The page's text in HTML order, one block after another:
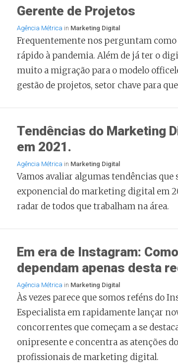
Gerente de Projetos
Agência Métrica in Marketing Digital
Frequentemente nos perguntam
rápido à pandemia. Além de já ter o
muito a migração para o modelo
gestão de projetos, setor chave para
Tendências do Marketing
em 2021.
Agência Métrica in Marketing Digital
Vamos avaliar algumas tendências
exponencial do marketing digital em
radar de todos que trabalham na área.
Em era de Instagram:
dependam apenas desta
Agência Métrica in Marketing Digital
Às vezes parece que somos reféns do
Especialista em rapidamente lançar
concorrentes que começam a se
onipresente e concentra as atenções
profissionais de marketing digital.